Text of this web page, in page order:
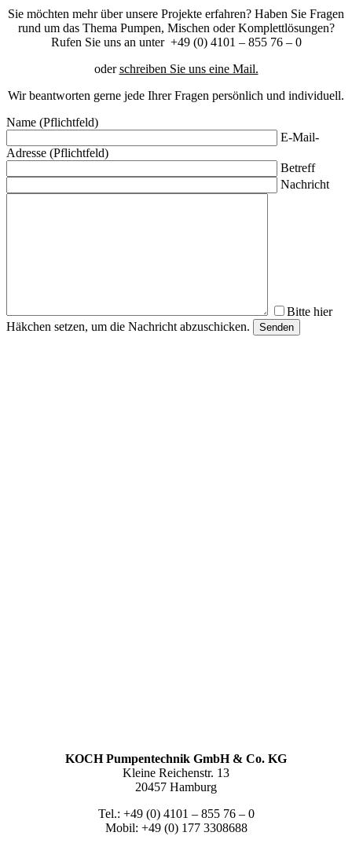
Sie möchten mehr über unsere Projekte erfahren? Haben Sie Fragen
rund um das Thema Pumpen, Mischen oder Komplettlösungen?
Rufen Sie uns an unter +49 (0) 4101 – 855 76 – 0
oderschreiben Sie uns eine Mail.
Wir beantworten gerne jede Ihrer Fragen persönlich und individuell.
Name (Pflichtfeld)
E-Mail-
Adresse (Pflichtfeld)
Betreff
Nachricht
Bitte hier
Häkchen setzen, um die Nachricht abzuschicken.
KOCH Pumpentechnik GmbH & Co. KG
Kleine Reichenstr. 13
20457 Hamburg
Tel.: +49 (0) 4101 – 855 76 – 0
Mobil: +49 (0) 177 3308688